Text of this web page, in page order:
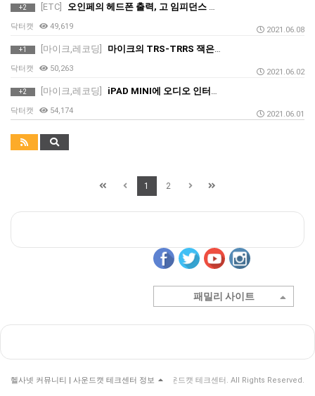
+2 [ETC] 오인페의 헤드폰 출력, 고 임피던스 헤드폰을 구동할만한가? (오디오 인터페이스, HD600, HD650, DT770 등등)
닥터캣 49,619 2021.06.08
+1 [마이크,레코딩] 마이크의 TRS-TRRS 잭은 틀리다!! 핀마이크를 PC나 스마트폰에 연결하면 소리가 안나온다?
닥터캣 50,263 2021.06.02
+2 [마이크,레코딩] iPAD MINI에 오디오 인터페이스를 연결하기 (아이패드 미니, 스칼렛 오인페)
닥터캣 54,174 2021.06.01
1 2
패밀리 사이트
헬사넷 커뮤니티 | 사운드캣 테크센터 정보© 헬사넷 커뮤니티 | 사운드캣 테크센터. All Rights Reserved.